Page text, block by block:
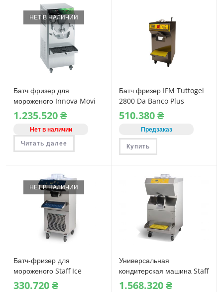
НЕТ В НАЛИЧИИ
Батч фризер для
мороженого Innova Movi
30
1.235.520₴
Нет в наличии
Читать далее
Батч фризер IFM Tuttogel
2800 Da Banco Plus
510.380₴
Предзаказ
Купить
НЕТ В НАЛИЧИИ
Батч-фризер для
мороженого Staff Ice
System BFE150
330.720₴
Универсальная
кондитерская машина Staff
RoboCream R4014
1.568.320₴